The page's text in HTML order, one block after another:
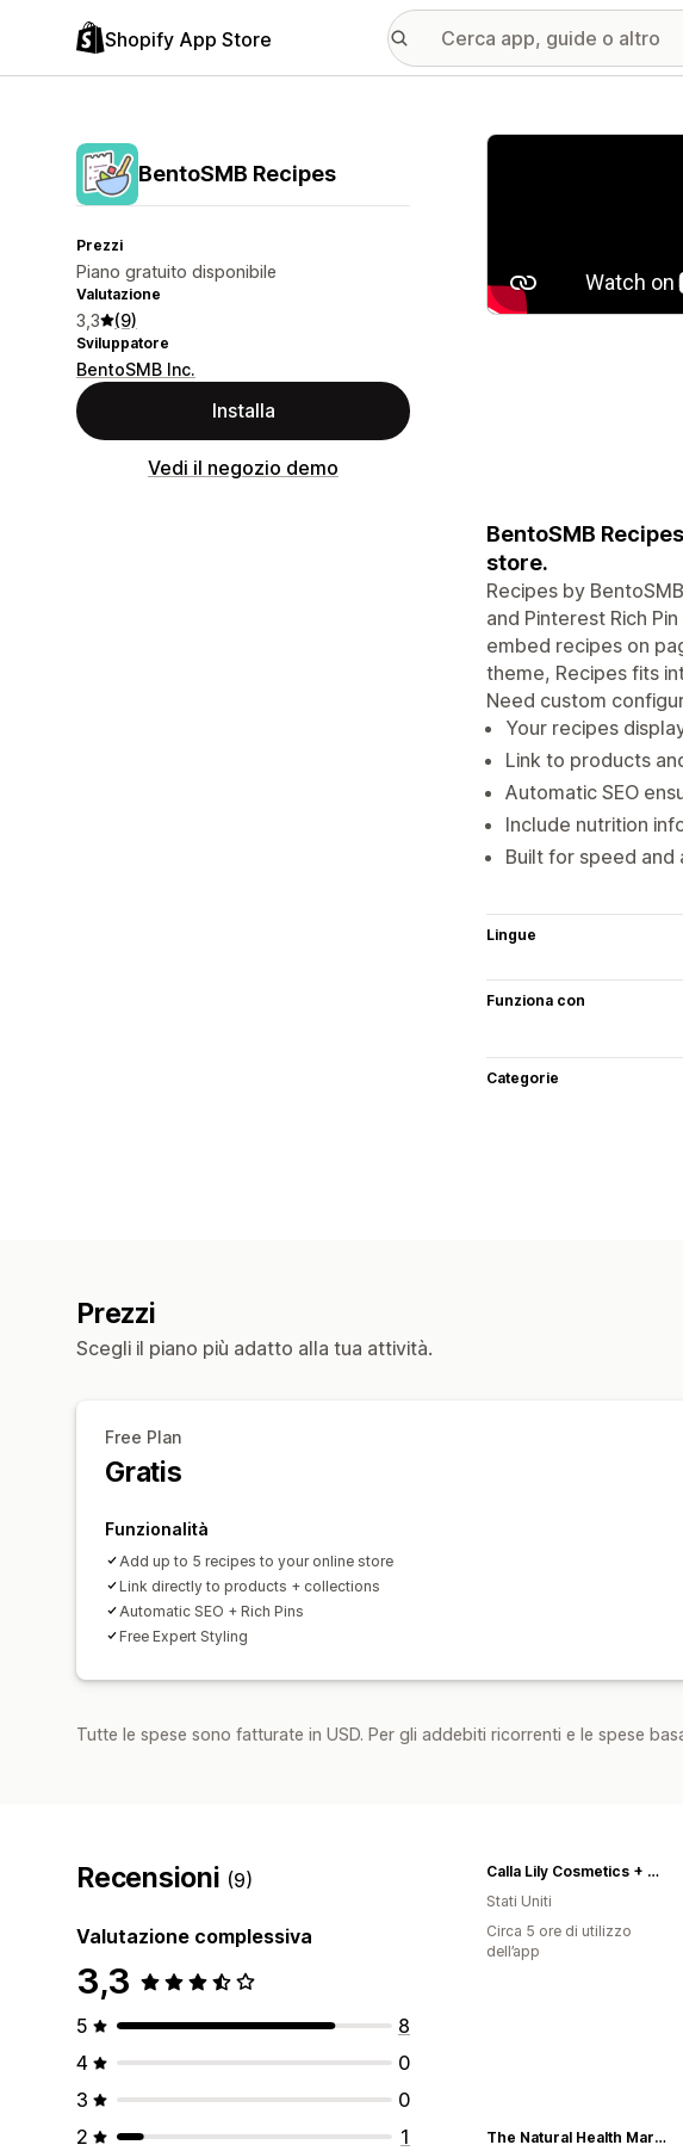
Shopify App Store
BentoSMB Recipes
Prezzi
Piano gratuito disponibile
Valutazione
3,3 (9)
Sviluppatore
BentoSMB Inc.
Installa
Vedi il negozio demo
Galleria immagini in
BentoSMB
store.
Recipes by
and Pinterest Rich
embed recipes on
theme, Recipes fits
Need custom
Your recipes
Link to products
Automatic SEO
Include nutrition
Built for speed
Lingue
Funziona con
Categorie
Prezzi
Scegli il piano più adatto alla tua attività.
Free Plan
Gratis
Funzionalità
Add up to 5 recipes to your online store
Link directly to products + collections
Automatic SEO + Rich Pins
Free Expert Styling
Tutte le spese sono fatturate in USD. Per gli addebiti ricorrenti e le spese
Recensioni (9)
Valutazione complessiva
3,3
5
8
4
0
3
0
2
1
Calla Lily Cosmetics + CL kids
Stati Uniti
Circa 5 ore di utilizzo
dell’app
The Natural Health Market